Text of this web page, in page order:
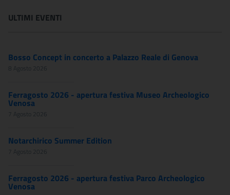
ULTIMI EVENTI
Bosso Concept in concerto a Palazzo Reale di Genova
8 Agosto 2026
Ferragosto 2026 - apertura festiva Museo Archeologico
Venosa
7 Agosto 2026
Notarchirico Summer Edition
7 Agosto 2026
Ferragosto 2026 - apertura festiva Parco Archeologico
Venosa